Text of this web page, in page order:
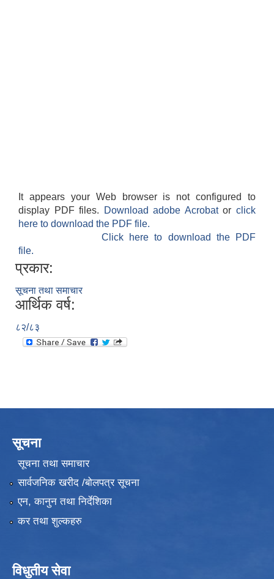
It appears your Web browser is not configured to
display PDF files.
Download adobe Acrobatorclick
here to download the PDF file.
Click here to download the PDF
file.
प्रकार:
सूचना तथा समाचार
आर्थिक वर्ष:
८२/८३
सूचना
सूचना तथा समाचार
सार्वजनिक खरीद /बोलपत्र सूचना
एन, कानुन तथा निर्देशिका
कर तथा शुल्कहरु
विधुतीय सेवा